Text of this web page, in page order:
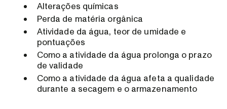
Alterações químicas
Perda de matéria orgânica
Atividade da água, teor de umidade e
pontuações
Como a atividade da água prolonga o prazo
de validade
Como a atividade da água afeta a qualidade
durante a secagem e o armazenamento